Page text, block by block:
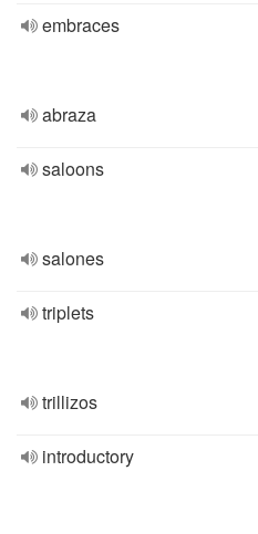
embraces
abraza
saloons
salones
triplets
trillizos
introductory